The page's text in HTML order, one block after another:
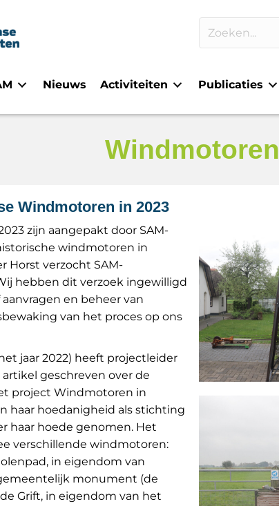
Nieuws Activiteiten Publicaties
Windmotoren
Windmotoren in 2023
zijn aangepakt door SAM-
windmotoren in
Horst verzocht SAM-
hebben dit verzoek ingewilligd
en beheer van
van het proces op ons
jaar 2022) heeft projectleider
geschreven over de
project Windmotoren in
haar hoedanigheid als stichting
haar hoede genomen. Het
verschillende windmotoren:
in eigendom van
monument (de
Grift, in eigendom van het